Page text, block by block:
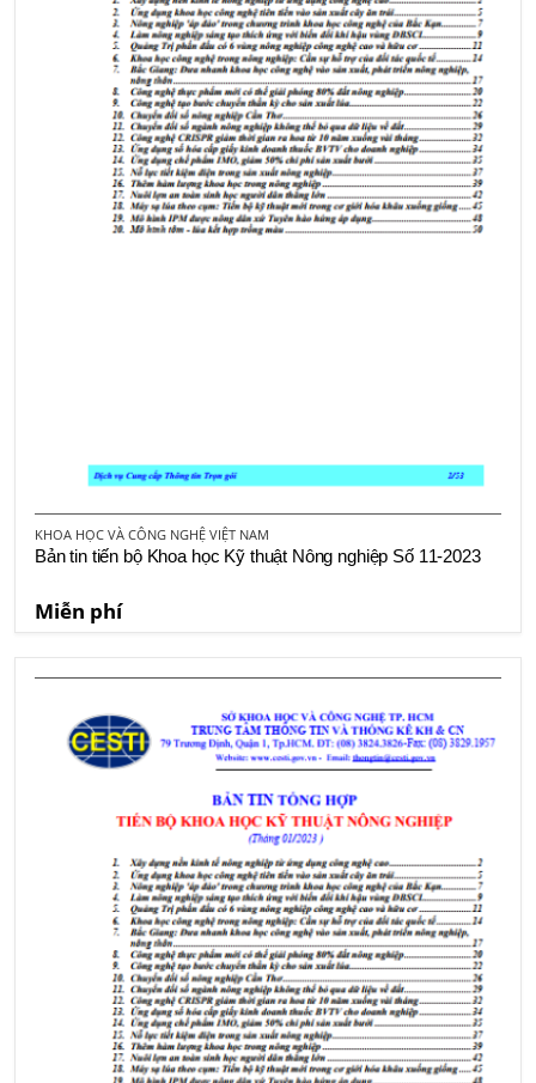
KHOA HỌC VÀ CÔNG NGHỆ VIỆT NAM
Bản tin tiến bộ Khoa học Kỹ thuật Nông nghiệp Số 11-2023
Miễn phí